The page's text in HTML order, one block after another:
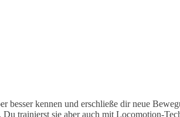
kennen und erschließe dir neue
trainierst sie aber auch mit Locomotion-